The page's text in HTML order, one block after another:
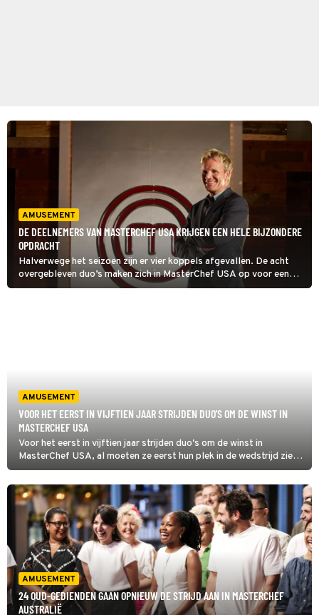
AMUSEMENT
DE DEELNEMERS VAN MASTERCHEF USA KRIJGEN EEN HELE BIJZONDERE
OPDRACHT
Halverwege het seizoen zijn er vier koppels afgevallen. De acht
overgebleven duo’s maken zich in MasterChef USA op voor een
teamopdracht. Ze moeten een amuse maken voor zestig personen
AMUSEMENT
VOOR HET EERST IN VIJFTIEN JAAR STRIJDEN DUO'S OM DE WINST IN
MASTERCHEF USA
Voor het eerst in vijftien jaar strijden duo's om de winst in
MasterChef USA, al moeten ze eerst hun plek in de wedstrijd zien
te behalen. Ze koken een zelfgekozen gerecht voor Gordon
Ramsay, Joe Bastianich en nieuw jurylid Tiffany Derry.
AMUSEMENT
24 OUD-GEDIENDEN GAAN OPNIEUW DE STRIJD AAN IN MASTERCHEF
AUSTRALIË